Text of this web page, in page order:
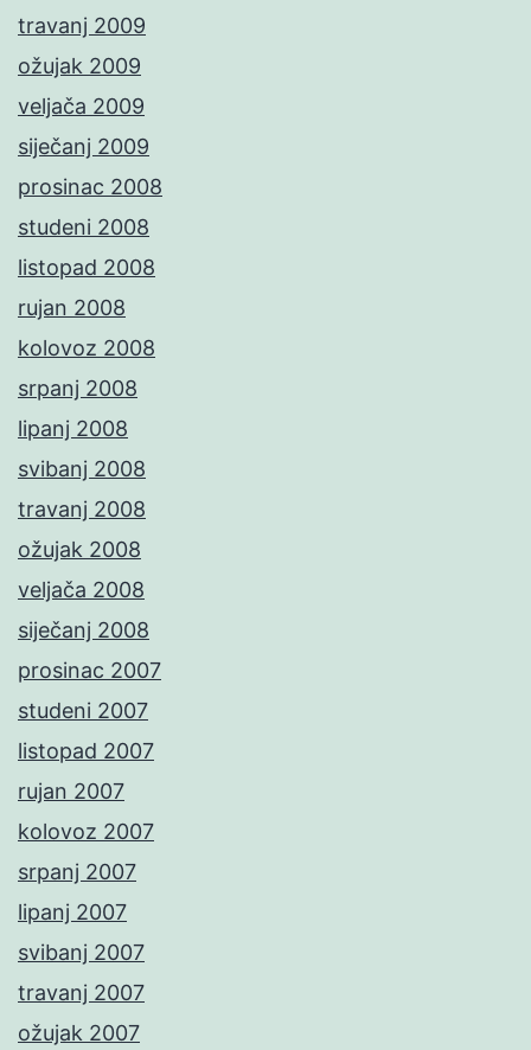
travanj 2009
ožujak 2009
veljača 2009
siječanj 2009
prosinac 2008
studeni 2008
listopad 2008
rujan 2008
kolovoz 2008
srpanj 2008
lipanj 2008
svibanj 2008
travanj 2008
ožujak 2008
veljača 2008
siječanj 2008
prosinac 2007
studeni 2007
listopad 2007
rujan 2007
kolovoz 2007
srpanj 2007
lipanj 2007
svibanj 2007
travanj 2007
ožujak 2007